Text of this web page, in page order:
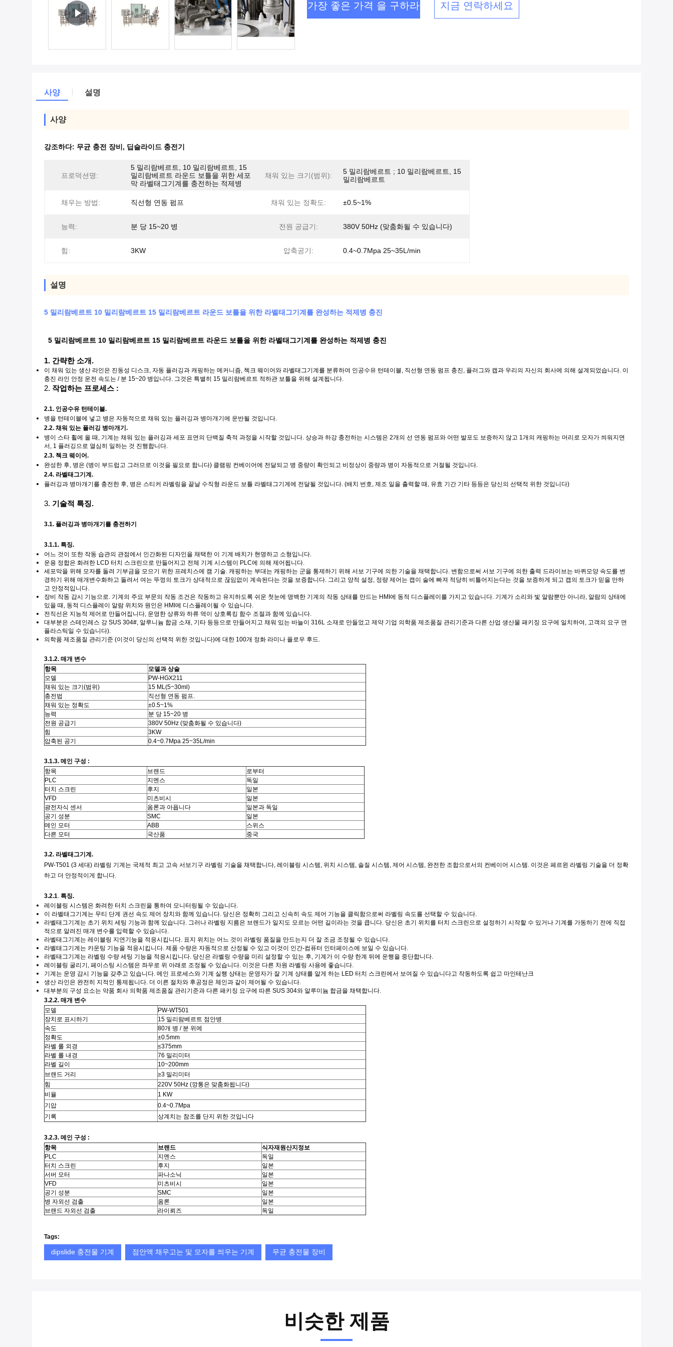
가장 좋은 가격 을 구하라 지금 연락하세요
사양 설명
사양
강조하다: 무균 충전 장비 , 딥슬라이드 충전기
프로덕션명:
5 밀리람베르트, 10 밀리람베르트, 15
밀리람베르트 라운드 보틀을 위한 세포
막 라벨태그기계를 충전하는 적제병
채워 있는 크기(범위):
5 밀리람베르트 ; 10 밀리람베르트, 15
밀리람베르트
채우는 방법: 직선형 연동 펌프 채워 있는 정확도: ±0.5~1%
능력: 분 당 15~20 병 전원 공급기: 380V 50Hz (맞춤화될 수 있습니다)
힘: 3KW 압축공기: 0.4~0.7Mpa 25~35L/min
설명
5 밀리람베르트 10 밀리람베르트 15 밀리람베르트 라운드 보틀을 위한 라벨태그기계를 완성하는 적제병 충진
5 밀리람베르트 10 밀리람베르트 15 밀리람베르트 라운드 보틀을 위한 라벨태그기계를 완성하는 적제병 충진
1. 간략한 소개.
이 채워 있는 생산 라인은 진동성 디스크, 자동 플러깅과 캐핑하는 메커니즘, 첵크 웨이어와 라벨태그기계를 분류하여 인공수유 턴테이블, 직선형 연동 펌프 충진, 플러그와 캡과 우리의 자신의 회사에 의해 설계되었습니다. 이
충진 라인 안정 운전 속도는 / 분 15~20 병입니다. 그것은 특별히 15 밀리람베르트 적하관 보틀을 위해 설계됩니다.
2. 작업하는 프로세스 :
2.1. 인공수유 턴테이블.
병을 턴테이블에 넣고 병은 자동적으로 채워 있는 플러깅과 병마개기에 운반될 것입니다.
2.2. 채워 있는 플러깅 병마개기.
병이 스타 휠에 올 때, 기계는 채워 있는 플러깅과 세포 표면의 단백질 축적 과정을 시작할 것입니다. 상승과 하강 충전하는 시스템은 2개의 선 연동 펌프와 어떤 발포도 보증하지 않고 1개의 캐핑하는 머리로 모자가 씌워지면
서, 1 플러깅으로 열심히 일하는 것 진행합니다.
2.3. 첵크 웨이어.
완성한 후, 병은 (병이 부드럽고 그러므로 이것을 필요로 합니다) 클램핑 컨베이어에 전달되고 병 중량이 확인되고 비정상이 중량과 병이 자동적으로 거절될 것입니다.
2.4. 라벨태그기계.
플러깅과 병마개기를 충전한 후, 병은 스티커 라벨링을 끝날 수직형 라운드 보틀 라벨태그기계에 전달될 것입니다. (배치 번호, 제조 일을 출력할 때, 유효 기간 기타 등등은 당신의 선택적 위한 것입니다)
3. 기술적 특징.
3.1. 플러깅과 병마개기를 충전하기
3.1.1. 특징.
어느 것이 또한 작동 습관의 관점에서 인간화된 디자인을 채택한 이 기계 배치가 현명하고 소형입니다.
운용 정합은 화려한 LCD 터치 스크린으로 만들어지고 전체 기계 시스템이 PLC에 의해 제어됩니다.
세포막을 위해 모자를 돌려 기부금을 모으기 위한 프레치스에 캠 기술. 캐핑하는 부대는 캐핑하는 군을 통제하기 위해 서보 기구에 의한 기술을 채택합니다. 변함으로써 서보 기구에 의한 출력 드라이브는 바퀴모양 속도를 변
경하기 위해 매개변수화하고 돌려서 여는 뚜껑의 토크가 상대적으로 끊임없이 계속된다는 것을 보증합니다. 그리고 양적 설정, 정량 제어는 캡이 술에 빠져 적당히 비틀어지는다는 것을 보증하게 되고 캡의 토크가 믿을 만하
고 안정적입니다.
장비 작동 감시 기능으로. 기계의 주요 부문의 작동 조건은 작동하고 유지하도록 쉬운 첫눈에 명백한 기계의 작동 상태를 만드는 HMI에 동적 디스플레이를 가지고 있습니다. 기계가 소리와 빛 알람뿐만 아니라, 알람의 상태에
있을 때, 동적 디스플레이 알람 위치와 원인은 HMI에 디스플레이될 수 있습니다.
전직선은 지능적 제어로 만들어집니다, 운영한 상류와 하류 역이 상호록킹 함수 조절과 함께 있습니다.
대부분은 스테인레스 강 SUS 304#, 알루니늄 합금 소재, 기타 등등으로 만들어지고 채워 있는 바늘이 316L 소재로 만들었고 제약 기업 의학품 제조품질 관리기준과 다른 산업 생산물 패키징 요구에 일치하여, 고객의 요구 면
플라스틱일 수 있습니다).
의학품 제조품질 관리기준 (이것이 당신의 선택적 위한 것입니다)에 대한 100개 정화 라미나 플로우 후드.
3.1.2. 매개 변수
항목
모델과 상술
모델
PW-HGX211
채워 있는 크기(범위)
15 ML(5~30ml)
충전법
직선형 연동 펌프.
채워 있는 정확도
±0.5~1%
능력
분 당 15~20 병
전원 공급기
380V 50Hz (맞춤화될 수 있습니다)
힘
3KW
압축된 공기
0.4~0.7Mpa 25~35L/min
3.1.3. 메인 구성 :
항목
브랜드
로부터
PLC
지멘스
독일
터치 스크린
후지
일본
VFD
미츠비시
일본
광전자식 센서
옴론과 아픕니다
일본과 독일
공기 성분
SMC
일본
메인 모터
ABB
스위스
다른 모터
국산품 중국
3.2. 라벨태그기계.
PW-T501 (3 세대) 라벨링 기계는 국제적 최고 고속 서보기구 라벨링 기술을 채택합니다, 레이블링 시스템, 위치 시스템, 솔질 시스템, 제어 시스템, 완전한 조합으로서의 컨베이어 시스템. 이것은 페르윈 라벨링 기술을 더 정확
하고 더 안정적이게 합니다.
3.2.1 특징.
레이블링 시스템은 화려한 터치 스크린을 통하여 모니터링될 수 있습니다.
이 라벨태그기계는 무티 단계 권선 속도 제어 장치와 함께 있습니다. 당신은 정확히 그리고 신속히 속도 제어 기능을 클릭함으로써 라벨링 속도를 선택할 수 있습니다.
라벨태그기계는 초기 위치 세팅 기능과 함께 있습니다. 그러나 라벨링 지름은 브랜드가 일지도 모르는 어떤 길이라는 것을 큽니다. 당신은 초기 위치를 터치 스크린으로 설정하기 시작할 수 있거나 기계를 가동하기 전에 직접
적으로 알려진 매개 변수를 입력할 수 있습니다.
라벨태그기계는 레이블링 지연기능을 적응시킵니다. 표지 위치는 어느 것이 라벨링 품질을 만드는지 더 잘 조금 조정될 수 있습니다.
라벨태그기계는 카운팅 기능을 적응시킵니다. 제품 수량은 자동적으로 산정될 수 있고 이것이 인간-컴퓨터 인터페이스에 보일 수 있습니다.
라벨태그기계는 라벨링 수량 세팅 기능을 적응시킵니다. 당신은 라벨링 수량을 미리 설정할 수 있는 후, 기계가 이 수량 한계 뒤에 운행을 중단합니다.
레이블링 굴리기, 페이스팅 시스템은 좌우로 위 아래로 조정될 수 있습니다. 이것은 다른 차원 라벨링 사용에 좋습니다.
기계는 운영 감시 기능을 갖추고 있습니다. 메인 프로세스와 기계 실행 상태는 운영자가 잘 기계 상태를 알게 하는 LED 터치 스크린에서 보여질 수 있습니다고 작동하도록 쉽고 마인테난크
생산 라인은 완전히 지적인 통제됩니다. 더 이른 절차와 후공정은 체인과 같이 제어될 수 있습니다.
대부분의 구성 요소는 약품 회사 의학품 제조품질 관리기준과 다른 패키징 요구에 따른 SUS 304와 알루미늄 합금을 채택합니다.
3.2.2. 매개 변수
모델
PW-WT501
장치로 표시하기
15 밀리람베르트 점안병
속도
80개 병 / 분 위에
정확도
±0.5mm
라벨 롤 외경
≤375mm
라벨 롤 내경
76 밀리미터
라벨 길이
10~200mm
브랜드 거리
≥3 밀리미터
힘
220V 50Hz (깡통은 맞춤화됩니다)
비율
1 KW
기압
0.4~0.7Mpa
기록
상계치는 참조를 단지 위한 것입니다
3.2.3. 메인 구성 :
항목
브랜드
식자재원산지정보
PLC
지멘스
독일
터치 스크린
후지
일본
서버 모터
파나소닉
일본
VFD
미츠비시
일본
공기 성분
SMC
일본
병 자외선 검출
옴론
일본
브랜드 자외선 검출
라이뢰즈 독일
Tags:
dipslide 충전물 기계 점안액 채우고는 및 모자를 씌우는 기계 무균 충전물 장비
비슷한 제품